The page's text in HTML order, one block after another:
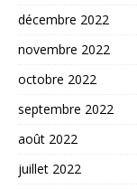
décembre 2022
novembre 2022
octobre 2022
septembre 2022
août 2022
juillet 2022